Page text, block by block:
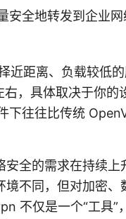
安全地转发到企业
近距离、负载较低
，具体取决于你的
下往往比传统
全的需求在持续上
不同，但对加密、
不仅是一个“工具”